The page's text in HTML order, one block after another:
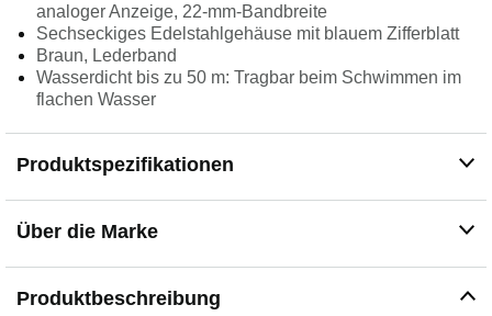
analoger Anzeige, 22-mm-Bandbreite
Sechseckiges Edelstahlgehäuse mit blauem Zifferblatt
Braun, Lederband
Wasserdicht bis zu 50 m: Tragbar beim Schwimmen im
flachen Wasser
Produktspezifikationen
Über die Marke
Produktbeschreibung